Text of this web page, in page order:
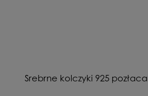
Srebrne kolczyki 925